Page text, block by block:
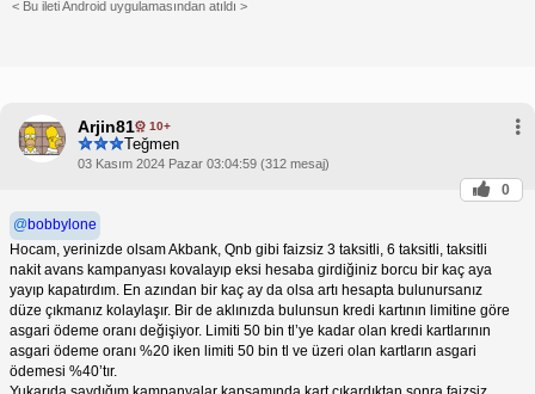
< Bu ileti Android uygulamasından atıldı >
Arjin81 10+
Teğmen
03 Kasım 2024 Pazar 03:04:59 (312 mesaj)
0
@bobbylone
Hocam, yerinizde olsam Akbank, Qnb gibi faizsiz 3 taksitli, 6 taksitli, taksitli
nakit avans kampanyası kovalayıp eksi hesaba girdiğiniz borcu bir kaç aya
yayıp kapatırdım. En azından bir kaç ay da olsa artı hesapta bulunursanız
düze çıkmanız kolaylaşır. Bir de aklınızda bulunsun kredi kartının limitine göre
asgari ödeme oranı değişiyor. Limiti 50 bin tl’ye kadar olan kredi kartlarının
asgari ödeme oranı %20 iken limiti 50 bin tl ve üzeri olan kartların asgari
ödemesi %40’tır.